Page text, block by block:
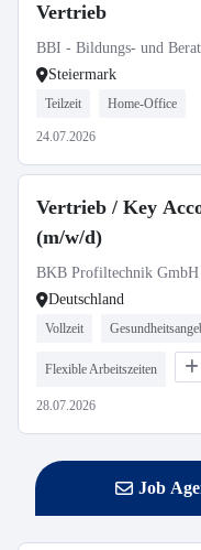
Vertrieb
BBI - Bildungs- und
Steiermark
Teilzeit Home-Office
24.07.2026
Vertrieb / Key
(m/w/d)
BKB Profiltechnik GmbH
Deutschland
Vollzeit
Flexible Arbeitszeiten
28.07.2026
Job